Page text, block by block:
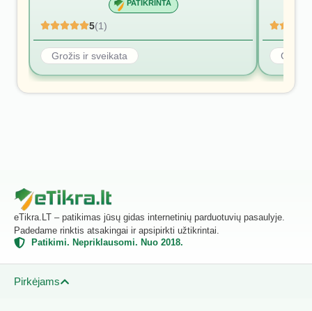
PATIKRINTA
5(1)
Grožis ir sveikata Grožis
eTikra.LT – patikimas jūsų gidas internetinių parduotuvių pasaulyje.
Padedame rinktis atsakingai ir apsipirkti užtikrintai.
Patikimi. Nepriklausomi. Nuo 2018.
Pirkėjams